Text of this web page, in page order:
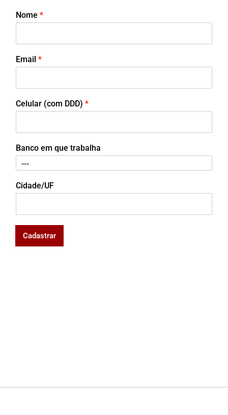
Nome *
Email *
Celular (com DDD) *
Banco em que trabalha
Cidade/UF
Cadastrar